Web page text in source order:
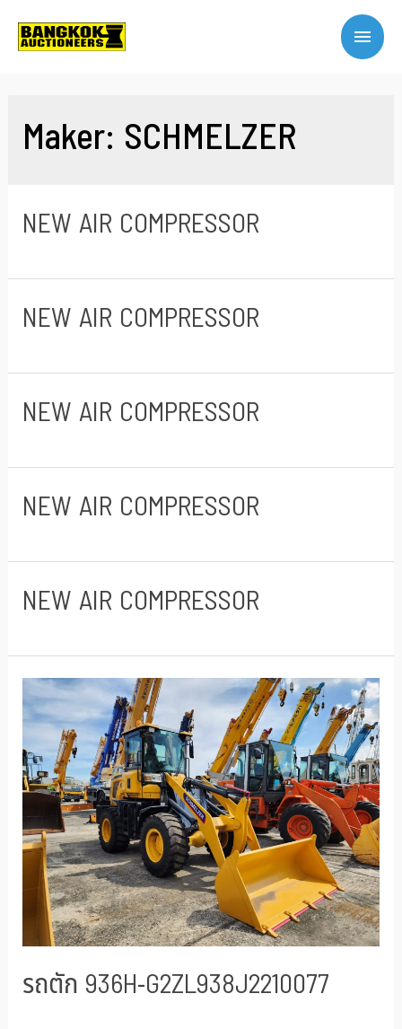
Maker: SCHMELZER
NEW AIR COMPRESSOR
NEW AIR COMPRESSOR
NEW AIR COMPRESSOR
NEW AIR COMPRESSOR
NEW AIR COMPRESSOR
รถตัก 936H-G2ZL938J2210077